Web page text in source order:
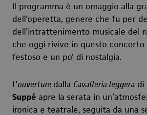
Il programma è un omaggio alla
dell’operetta, genere che fu per
dell’intrattenimento musicale del
che oggi rivive in questo concerto
festoso e un po’ di nostalgia.
L’ouverture dalla Cavalleria leggera di
Suppé apre la serata in
ironica e teatrale, seguita da una